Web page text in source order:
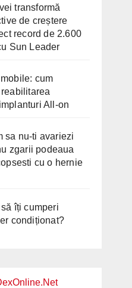
transformă
de creștere
record de 2.600
Sun Leader
cum
All-on
sa nu-ti avariezi
zgarii podeaua
cu o hernie
îți cumperi
condiționat?